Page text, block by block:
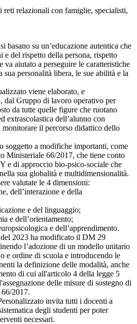
reti relazionali con famiglie, specialisti,
su un’educazione autentica che
e del rispetto della persona, rispetto
va aiutato a perseguire le caratteristiche
sua personalità libera, le sue abilità e la
viene elaborato, e
dal Gruppo di lavoro operativo per
da tutte quelle figure che ruotano
extrascolastica dell’alunno con
il percorso didattico dello
soggetto a modifiche importanti, come
Ministeriale 66/2017, che tiene conto
e di approccio bio-psico-sociale che
sua globalità e multidimensionalità.
valutate le 4 dimensioni:
dell’interazione e della
e del linguaggio;
e dell’orientamento;
e dell’apprendimento.
2023 ha modificato il DM 29
l’adozione di un modello unitario
e ordine di scuola e introducendo le
la definizione delle modalità, anche
di cui all'articolo 4 della legge 5
delle misure di sostegno di
2017.
invita tutti i docenti a
degli studenti per poter
necessari.